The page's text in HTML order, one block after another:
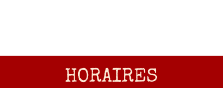
HORAIRES